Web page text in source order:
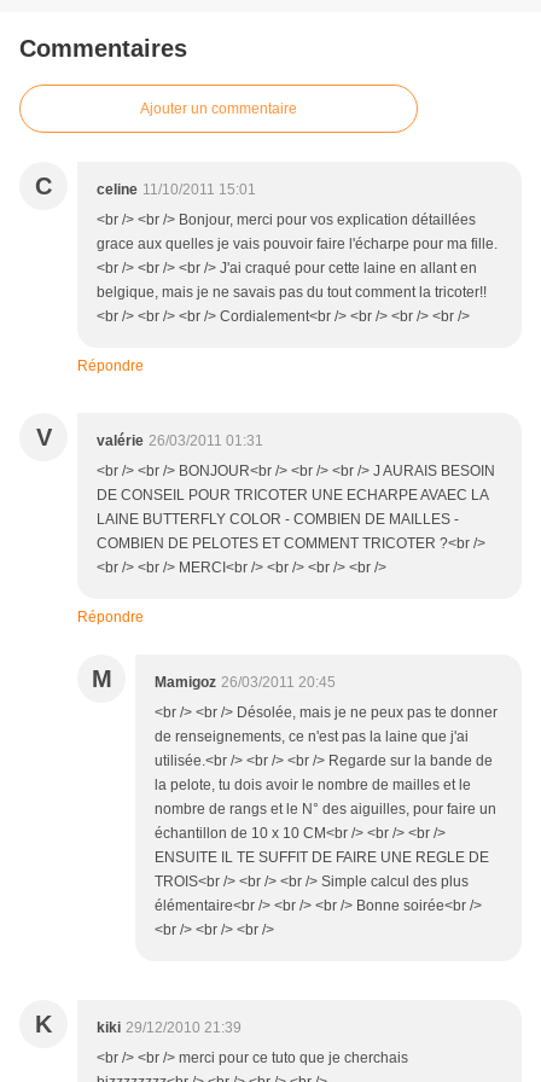
Commentaires
Ajouter un commentaire
C celine 11/10/2011 15:01
<br /> <br /> Bonjour, merci pour vos explication détaillées
grace aux quelles je vais pouvoir faire l'écharpe pour ma fille.
<br /> <br /> <br /> J'ai craqué pour cette laine en allant en
belgique, mais je ne savais pas du tout comment la tricoter!!
<br /> <br /> <br /> Cordialement<br /> <br /> <br /> <br />
Répondre
V valérie 26/03/2011 01:31
<br /> <br /> BONJOUR<br /> <br /> <br /> J AURAIS BESOIN
DE CONSEIL POUR TRICOTER UNE ECHARPE AVAEC LA
LAINE BUTTERFLY COLOR - COMBIEN DE MAILLES -
COMBIEN DE PELOTES ET COMMENT TRICOTER ?<br />
<br /> <br /> MERCI<br /> <br /> <br /> <br />
Répondre
M Mamigoz 26/03/2011 20:45
<br /> <br /> Désolée, mais je ne peux pas te donner
de renseignements, ce n'est pas la laine que j'ai
utilisée.<br /> <br /> <br /> Regarde sur la bande de
la pelote, tu dois avoir le nombre de mailles et le
nombre de rangs et le N° des aiguilles, pour faire un
échantillon de 10 x 10 CM<br /> <br /> <br />
ENSUITE IL TE SUFFIT DE FAIRE UNE REGLE DE
TROIS<br /> <br /> <br /> Simple calcul des plus
élémentaire<br /> <br /> <br /> Bonne soirée<br />
<br /> <br /> <br />
K kiki 29/12/2010 21:39
<br /> <br /> merci pour ce tuto que je cherchais